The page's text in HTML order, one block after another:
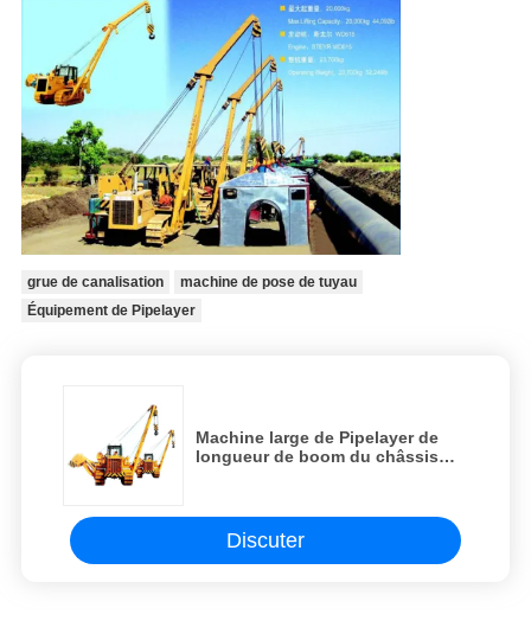
grue de canalisation
machine de pose de tuyau
Équipement de Pipelayer
Machine large de Pipelayer de
longueur de boom du châssis
Discuter